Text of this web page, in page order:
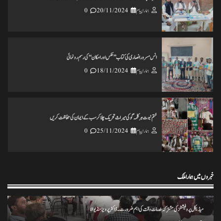
ہمارا پیام
20/11/2024
0
انس مسرور انصاری کی کتاب ’’عکس اورامکان ‘‘ کی رسم رونمائی
ہمارا پیام
18/11/2024
0
ختم نبوت ہر کلمہ گو کی میراث تحریک چلاکرسب کے ایمان کی حفاظت کریں
ہمارا پیام
25/11/2024
0
ہمارا پیام
20/11/2024
0
خبروں میں ہمارا ملک
میڈیکل پروفیشنلز کی مشترکہ خدمات وقت کی اہم ضرورت۔ ڈاکٹر پرویز منڈیوالا